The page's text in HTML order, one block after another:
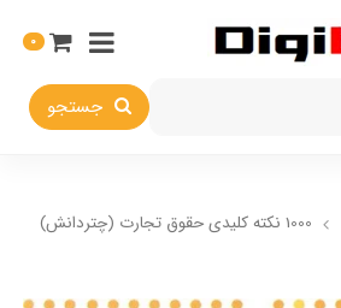
جستجو
0
1000 نکته کلیدی حقوق تجارت (چتردانش)